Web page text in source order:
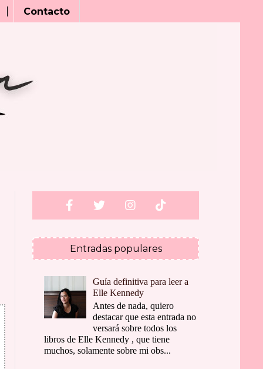
Contacto
Entradas populares
Guía definitiva para leer a
Elle Kennedy
Antes de nada, quiero
destacar que esta entrada no
versará sobre todos los
libros de Elle Kennedy , que tiene
muchos, solamente sobre mi obs...